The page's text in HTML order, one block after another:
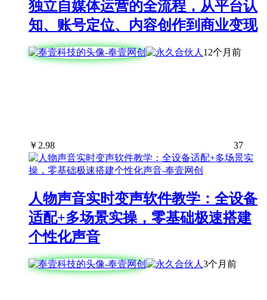
独立自媒体运营的全流程，从平台认
知、账号定位、内容创作到商业变现
12个月前
￥ 2.98 37
人物声音实时变声软件教学：全设备
适配+多场景实操，零基础极速搭建
个性化声音
3个月前